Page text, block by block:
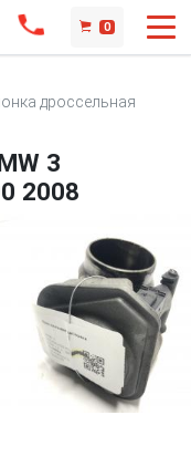
0
дроссельная
3
2008